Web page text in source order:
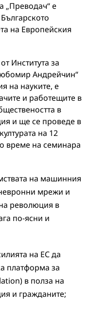
„Преводач“ e
на Европейския
Института за
Андрейчин“
на науките, е
и работещите в
в
и ще се проведе в
на 12
време на семинара
на машинния
мрежи и
революция в
по-ясни и
на ЕС да
платформа за
в полза на
и гражданите;